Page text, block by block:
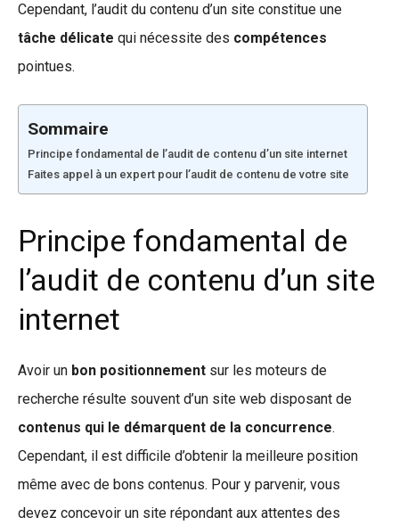
Cependant, l’audit du contenu d’un site constitue une
tâche délicate qui nécessite des compétences
pointues.
Sommaire
Principe fondamental de l’audit de contenu d’un site internet
Faites appel à un expert pour l’audit de contenu de votre site
Principe fondamental de
l’audit de contenu d’un site
internet
Avoir un bon positionnement sur les moteurs de
recherche résulte souvent d’un site web disposant de
contenus qui le démarquent de la concurrence.
Cependant, il est difficile d’obtenir la meilleure position
même avec de bons contenus. Pour y parvenir, vous
devez concevoir un site répondant aux attentes des